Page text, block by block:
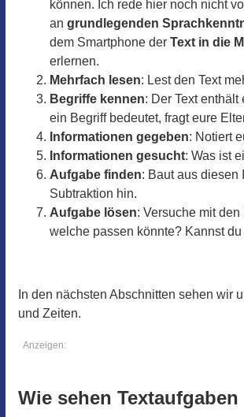
können. Ich rede hier noch nicht
an grundlegenden
dem Smartphone der Text in die
erlernen.
Mehrfach lesen: Lest den Text
Begriffe kennen: Der Text
ein Begriff bedeutet, fragt eure
Informationen gegeben: Notiert
Informationen gesucht: Was ist
Aufgabe finden: Baut aus diesen
Subtraktion hin.
Aufgabe lösen: Versuche mit
welche passen könnte? Kannst
In den nächsten Abschnitten sehen
und Zeiten.
Anzeigen:
Wie sehen